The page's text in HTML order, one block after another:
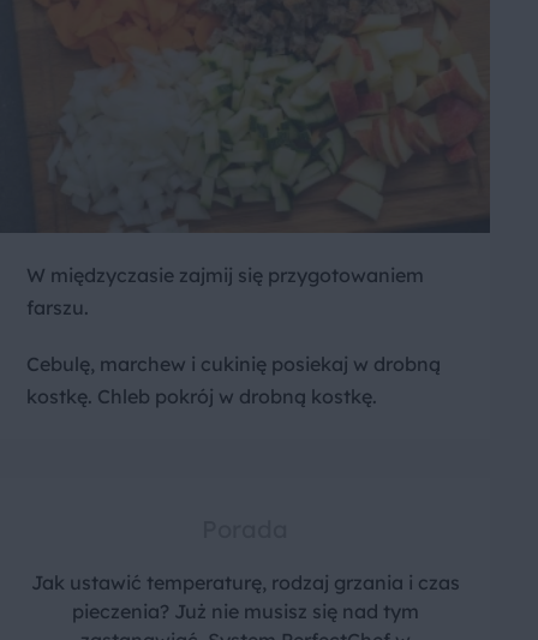
W międzyczasie zajmij się przygotowaniem
farszu.
Cebulę, marchew i cukinię posiekaj w drobną
kostkę. Chleb pokrój w drobną kostkę.
Jak ustawić temperaturę, rodzaj grzania i czas
pieczenia? Już nie musisz się nad tym